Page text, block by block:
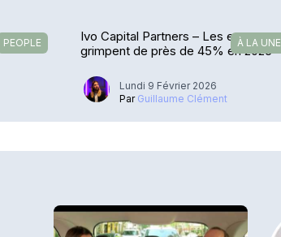
PEOPLE À LA UNE
Ivo Capital Partners – Les encours
grimpent de près de 45% en 2025
Lundi 9 Février 2026
Par Guillaume Clément